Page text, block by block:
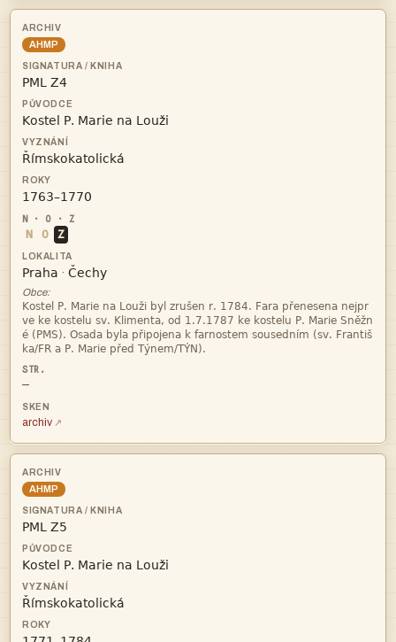
AHMP




N O Z
 · 
Obce:




—
archiv
AHMP


